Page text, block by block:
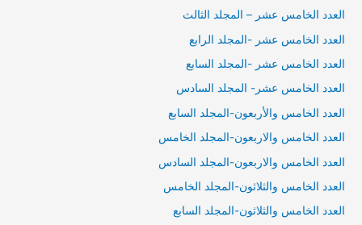
العدد الخامس عشر – المجلد الثالث
العدد الخامس عشر -المجلد الرابع
العدد الخامس عشر -المجلد السابع
العدد الخامس عشر- المجلد السادس
العدد الخامس والأربعون-المجلد السابع
العدد الخامس والاربعون-المجلد الخامس
العدد الخامس والاربعون-المجلد السادس
العدد الخامس والثلاثون-المجلد الخامس
العدد الخامس والثلاثون-المجلد السابع